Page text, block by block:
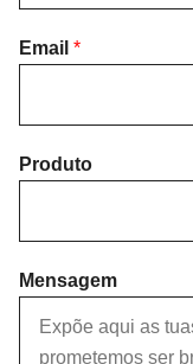
t
Email *
Produto
Mensagem